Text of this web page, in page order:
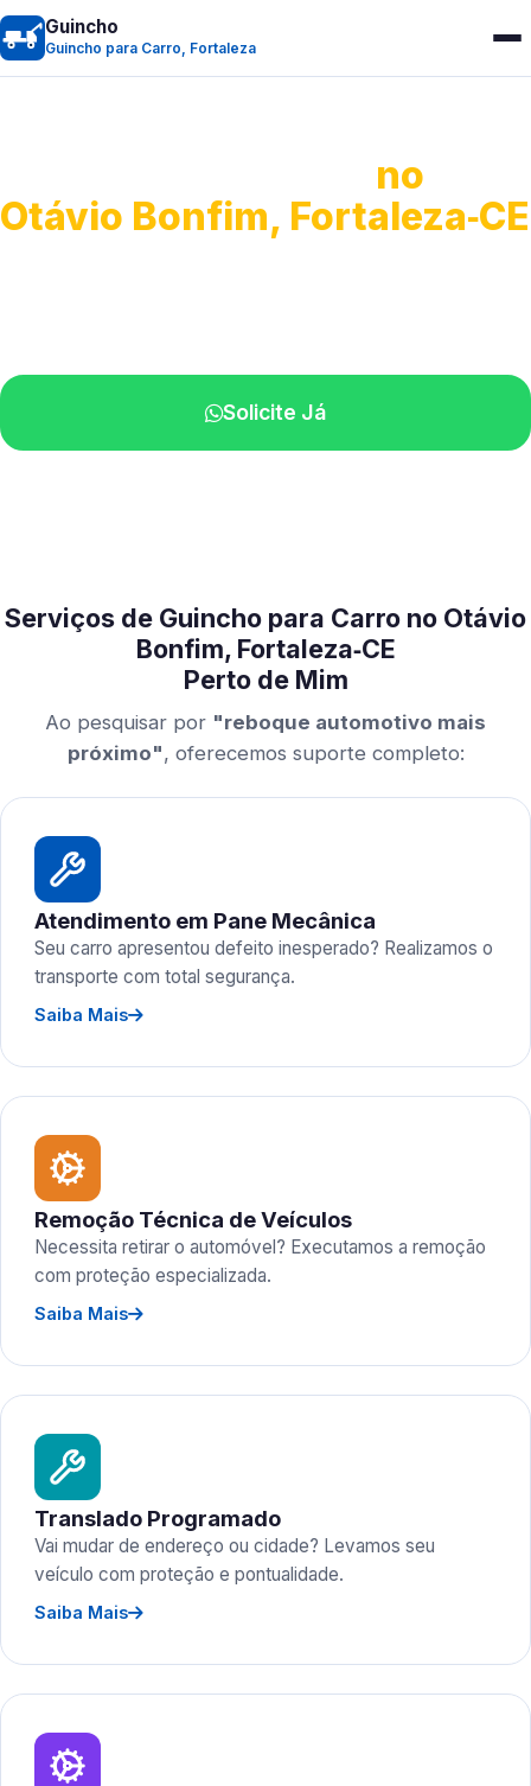
Guincho
Guincho para Carro, Fortaleza
no
Otávio Bonfim, Fortaleza‑CE
Solicite Já
Serviços de Guincho para Carro no Otávio
Bonfim, Fortaleza‑CE
Perto de Mim
Ao pesquisar por "reboque automotivo mais
próximo", oferecemos suporte completo:
Atendimento em Pane Mecânica
Seu carro apresentou defeito inesperado? Realizamos o
transporte com total segurança.
Saiba Mais
Remoção Técnica de Veículos
Necessita retirar o automóvel? Executamos a remoção
com proteção especializada.
Saiba Mais
Translado Programado
Vai mudar de endereço ou cidade? Levamos seu
veículo com proteção e pontualidade.
Saiba Mais